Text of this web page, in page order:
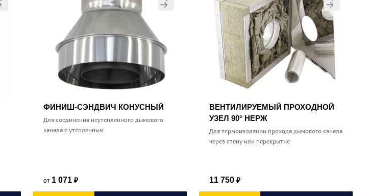
ФИНИШ-СЭНДВИЧ КОНУСНЫЙ
Для соединения неутепленного дымового
канала с утепленным
от 1 071 ₽
ВЕНТИЛИРУЕМЫЙ ПРОХОДНОЙ
УЗЕЛ 90° НЕРЖ
Для термоизоляции прохода дымового канала
через стену или перекрытие
11 750 ₽